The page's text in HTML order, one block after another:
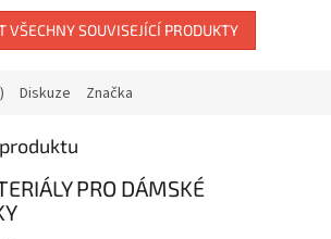
VŠECHNY SOUVISEJÍCÍ PRODUKTY
Diskuze Značka
PRO DÁMSKÉ